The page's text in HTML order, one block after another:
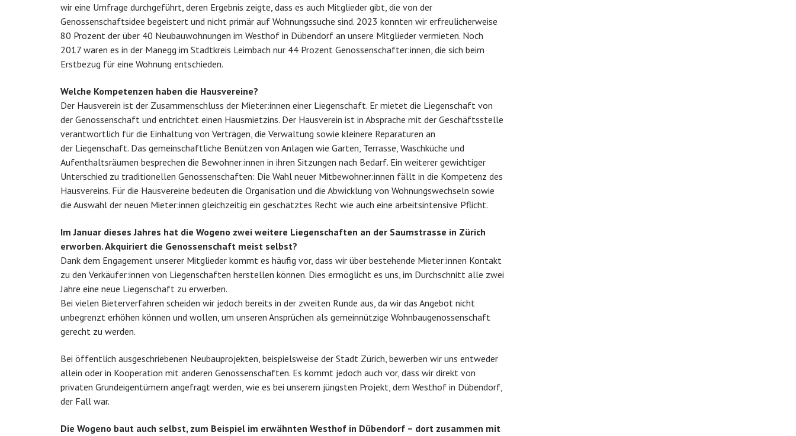
wir eine Umfrage durchgeführt, deren Ergebnis zeigte, dass es auch Mitglieder gibt, die von der
Genossenschaftsidee begeistert und nicht primär auf Wohnungssuche sind. 2023 konnten wir erfreulicherweise
80 Prozent der über 40 Neubauwohnungen im Westhof in Dübendorf an unsere Mitglieder vermieten. Noch
2017 waren es in der Manegg im Stadtkreis Leimbach nur 44 Prozent Genossenschafter:innen, die sich beim
Erstbezug für eine Wohnung entschieden.
Welche Kompetenzen haben die Hausvereine?
Der Hausverein ist der Zusammenschluss der Mieter:innen einer Liegenschaft. Er mietet die Liegenschaft von
der Genossenschaft und entrichtet einen Hausmietzins. Der Hausverein ist in Absprache mit der Geschäftsstelle
verantwortlich für die Einhaltung von Verträgen, die Verwaltung sowie kleinere Reparaturen an
der Liegenschaft. Das gemeinschaftliche Benützen von Anlagen wie Garten, Terrasse, Waschküche und
Aufenthaltsräumen besprechen die Bewohner:innen in ihren Sitzungen nach Bedarf. Ein weiterer gewichtiger
Unterschied zu traditionellen Genossenschaften: Die Wahl neuer Mitbewohner:innen fällt in die Kompetenz des
Hausvereins. Für die Hausvereine bedeuten die Organisation und die Abwicklung von Wohnungswechseln sowie
die Auswahl der neuen Mieter:innen gleichzeitig ein geschätztes Recht wie auch eine arbeitsintensive Pflicht.
Im Januar dieses Jahres hat die Wogeno zwei weitere Liegenschaften an der Saumstrasse in Zürich
erworben. Akquiriert die Genossenschaft meist selbst?
Dank dem Engagement unserer Mitglieder kommt es häufig vor, dass wir über bestehende Mieter:innen Kontakt
zu den Verkäufer:innen von Liegenschaften herstellen können. Dies ermöglicht es uns, im Durchschnitt alle zwei
Jahre eine neue Liegenschaft zu erwerben.
Bei vielen Bieterverfahren scheiden wir jedoch bereits in der zweiten Runde aus, da wir das Angebot nicht
unbegrenzt erhöhen können und wollen, um unseren Ansprüchen als gemeinnützige Wohnbaugenossenschaft
gerecht zu werden.
Bei öffentlich ausgeschriebenen Neubauprojekten, beispielsweise der Stadt Zürich, bewerben wir uns entweder
allein oder in Kooperation mit anderen Genossenschaften. Es kommt jedoch auch vor, dass wir direkt von
privaten Grundeigentümern angefragt werden, wie es bei unserem jüngsten Projekt, dem Westhof in Dübendorf,
der Fall war.
Die Wogeno baut auch selbst, zum Beispiel im erwähnten Westhof in Dübendorf – dort zusammen mit